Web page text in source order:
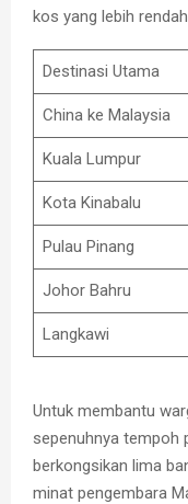
kos yang lebih
Destinasi Utama
China ke Malaysia
Kuala Lumpur
Kota Kinabalu
Pulau Pinang
Johor Bahru
Langkawi
Untuk membantu
sepenuhnya tempoh
berkongsikan lima
minat pengembara